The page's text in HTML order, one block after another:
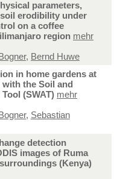
parameters,
erodibility under
on a coffee
region mehr
, Bernd Huwe
in home gardens at
the Soil and
(SWAT) mehr
, Sebastian
detection
images of Ruma
(Kenya)